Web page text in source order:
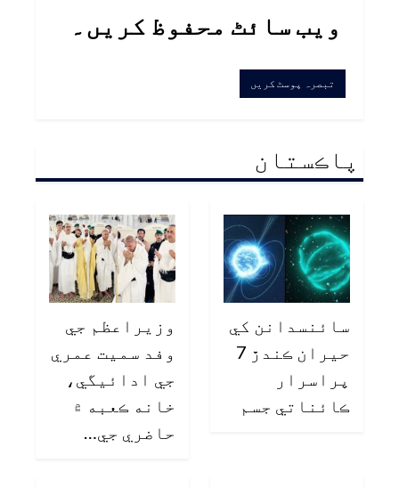
ویب سائٹ محفوظ کریں۔
پاڪستان
سائنسدانن کي
حيران ڪندڙ 7
پراسرار
ڪائناتي جسم
وزيراعظم جي
وفد سميت عمري
جي ادائيگي،
خانه ڪعبه ۾
حاضري جي…